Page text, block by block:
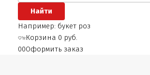
Найти
Например: букет роз
00
Корзина 0 руб.
Оформить заказ